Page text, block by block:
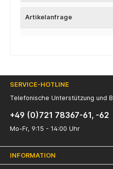
Artikelanfrage
SERVICE-HOTLINE
Telefonische Unterstützung und
+49 (0)721 78367-61, -62
Mo-Fr, 9:15 - 14:00 Uhr
INFORMATION